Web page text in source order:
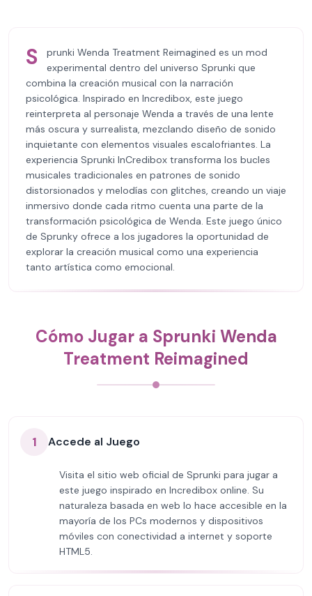
S
prunki Wenda Treatment Reimagined es un mod
experimental dentro del universo Sprunki que
combina la creación musical con la narración
psicológica. Inspirado en Incredibox, este juego
reinterpreta al personaje Wenda a través de una lente
más oscura y surrealista, mezclando diseño de sonido
inquietante con elementos visuales escalofriantes. La
experiencia Sprunki InCredibox transforma los bucles
musicales tradicionales en patrones de sonido
distorsionados y melodías con glitches, creando un viaje
inmersivo donde cada ritmo cuenta una parte de la
transformación psicológica de Wenda. Este juego único
de Sprunky ofrece a los jugadores la oportunidad de
explorar la creación musical como una experiencia
tanto artística como emocional.
Cómo Jugar a Sprunki Wenda
Treatment Reimagined
1 Accede al Juego
Visita el sitio web oficial de Sprunki para jugar a
este juego inspirado en Incredibox online. Su
naturaleza basada en web lo hace accesible en la
mayoría de los PCs modernos y dispositivos
móviles con conectividad a internet y soporte
HTML5.